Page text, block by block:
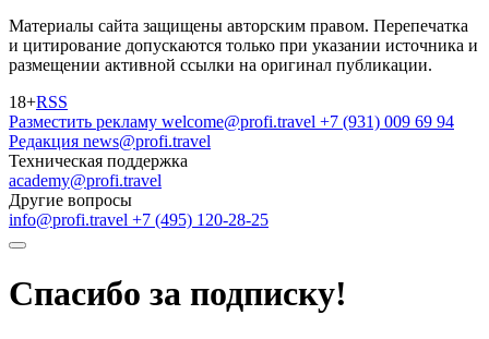
Материалы сайта защищены авторским правом. Перепечатка
и цитирование допускаются только при указании источника и
размещении активной ссылки на оригинал публикации.
18+RSS
Разместить рекламу welcome@profi.travel +7 (931) 009 69 94
Редакция news@profi.travel
Техническая поддержка
academy@profi.travel
Другие вопросы
info@profi.travel +7 (495) 120-28-25
Спасибо за подписку!